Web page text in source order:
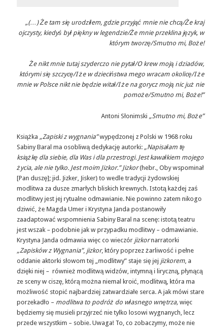
„(…) Że tam się urodziłem, gdzie przyjąć mnie nie chcą/Że kraj
ojczysty, kiedyś był piękny w legendzie/Że mnie przeklina język, w
którym tworzę/Smutno mi, Boże!
Że nikt mnie tutaj szyderczo nie pytał/O krew moją i dziadów,
którymi się szczycę/I że w dzieciństwa mego wracam okolicę/I że
mnie w Polsce nikt nie będzie witał/I że na gorycz moją nic już nie
pomoże/Smutno mi, Boże!”
Antoni Słonimski „Smutno mi, Boże”
Książka „Zapiski z wygnania”wypędzonej z Polski w 1968 roku
Sabiny Baral ma osobliwą dedykację autorki: „Napisałam tę
książkę dla siebie, dla Was i dla przestrogi. Jest kawałkiem mojego
życia, ale nie tylko. Jest moim Jizkor.”Jizkor(hebr., Oby wspominał
[Pan duszę]; jid. Jizker, Jisker) to wedle tradycji żydowskiej
modlitwa za dusze zmarłych bliskich krewnych. Istotą każdej zaś
modlitwy jest jej rytualne odmawianie. Nie powinno zatem nikogo
dziwić, że Magda Umer i Krystyna Janda postanowiły
zaadaptować wspomnienia Sabiny Baral na scenę: istotą teatru
jest wszak – podobnie jak w przypadku modlitwy – odmawianie.
Krystyna Janda odmawia więc co wieczór jizkornarratorki
„Zapisków z Wygnania”, jizkor, który poprzez żarliwość i pełne
oddanie aktorki słowom tej „modlitwy” staje się jej jizkorem, a
dzięki niej – również modlitwą widzów, intymną i liryczną, płynącą
ze sceny w ciszę, którą można niemal kroić, modlitwą, która ma
możliwość stopić najbardziej zatwardziałe serca. A jak mówi stare
porzekadło – modlitwa to podróż do własnego wnętrza, więc
będziemy się musieli przyjrzeć nie tylko losowi wygnanych, lecz
przede wszystkim – sobie. Uwaga! To, co zobaczymy, może nie